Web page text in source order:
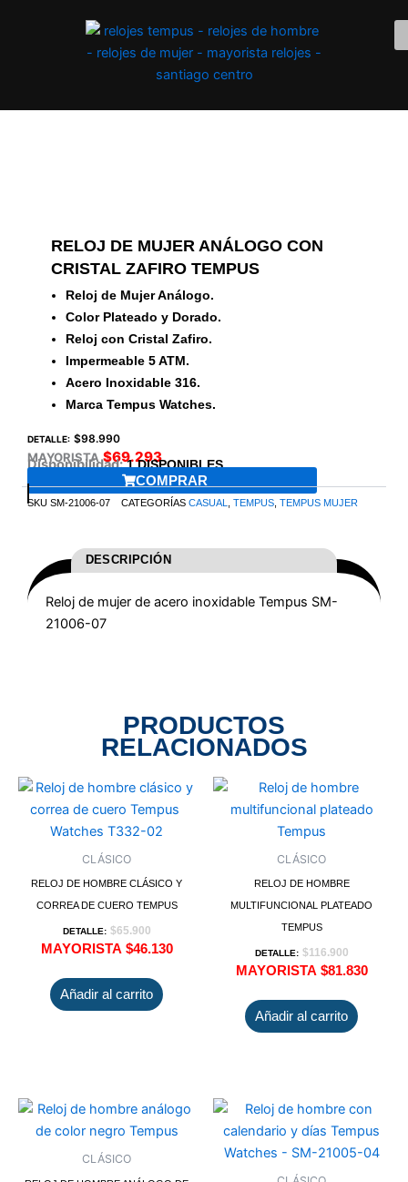
RELOJ DE MUJER ANÁLOGO CON
CRISTAL ZAFIRO TEMPUS
Reloj de Mujer Análogo.
Color Plateado y Dorado.
Reloj con Cristal Zafiro.
Impermeable 5 ATM.
Acero Inoxidable 316.
Marca Tempus Watches.
DETALLE: $98.990
MAYORISTA $69.293
Disponibilidad: 1 DISPONIBLES
COMPRAR
SKU SM-21006-07 CATEGORÍAS CASUAL TEMPUS TEMPUS MUJER
DESCRIPCIÓN
Reloj de mujer de acero inoxidable Tempus SM-
21006-07
PRODUCTOS
RELACIONADOS
CLÁSICO
RELOJ DE HOMBRE CLÁSICO Y
CORREA DE CUERO TEMPUS
DETALLE: $65.900
MAYORISTA $46.130
Añadir al carrito
CLÁSICO
RELOJ DE HOMBRE
MULTIFUNCIONAL PLATEADO
TEMPUS
DETALLE: $116.900
MAYORISTA $81.830
Añadir al carrito
CLÁSICO